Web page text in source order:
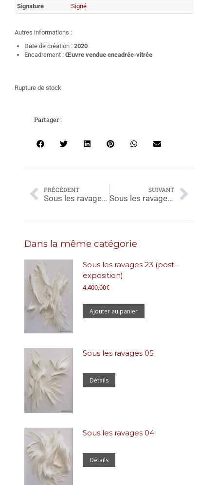
Signature
Signé
Autres informations :
Date de création : 2020
Encadrement : Œuvre vendue encadrée-vitrée
Rupture de stock
Partager :
PRÉCÉDENT
Sous les ravages 07
SUIVANT
Sous les ravages 10
Dans la même catégorie
Sous les ravages 23 (post-
exposition)
4.400,00€
Ajouter au panier
Sous les ravages 05
Détails
Sous les ravages 04
Détails